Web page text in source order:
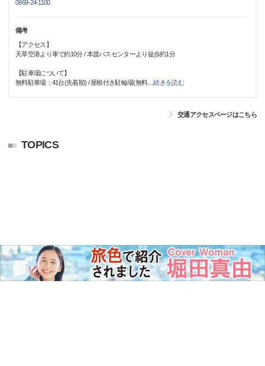
0969-24-1100
備考
【アクセス】
天草空港より車で約10分 / 本渡バスセンターより徒歩約1分
【駐車場について】
無料駐車場：41台(先着順) / 屋根付き駐輪場(無料…続きを読む
交通アクセスページはこちら
TOPICS